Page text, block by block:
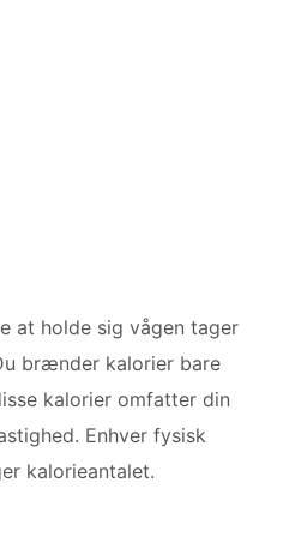
at holde sig vågen tager
brænder kalorier bare
kalorier omfatter din
Enhver fysisk
kalorieantalet.